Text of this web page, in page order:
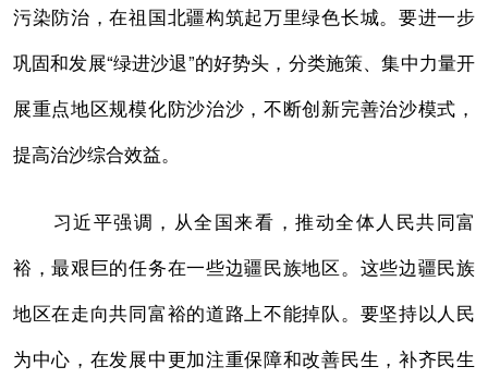
污染防治，在祖国北疆构筑起万里绿色长城。要进一步
巩固和发展“绿进沙退”的好势头，分类施策、集中力量开
展重点地区规模化防沙治沙，不断创新完善治沙模式，
提高治沙综合效益。
习近平强调，从全国来看，推动全体人民共同富
裕，最艰巨的任务在一些边疆民族地区。这些边疆民族
地区在走向共同富裕的道路上不能掉队。要坚持以人民
为中心，在发展中更加注重保障和改善民生，补齐民生